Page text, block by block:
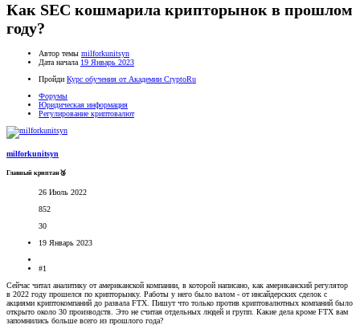
Как SEC кошмарила крипторынок в прошлом
году?
Автор темы milforkunitsyn
Дата начала 19 Январь 2023
Пройди Курс обучения от Академии CryptoRu
Форумы
Юридическая информация
Регулирование криптовалют
milforkunitsyn
Главный криптан🥉
26 Июль 2022
852
30
19 Январь 2023
#1
Сейчас читал аналитику от американской компании, в которой написано, как американский регулятор
в 2022 году прошелся по крипторынку. Работы у него было валом - от инсайдерских сделок с
акциями криптокомпаний до развала FTX. Пишут что только против криптовалютных компаний было
открыто около 30 производств. Это не считая отдельных людей и групп. Какие дела кроме FTX вам
запомнились больше всего из прошлого года?